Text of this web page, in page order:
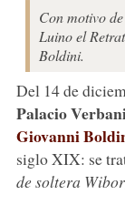
Con motivo
Luino el
Boldini.
Del 14 de
Palacio
Giovanni
siglo XIX: se
de soltera